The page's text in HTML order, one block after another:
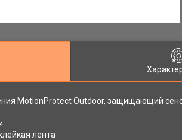
MotionProtect Outdoor, защищающий
лента